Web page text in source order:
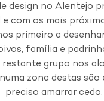
design no Alentejo
com os mais
primeiro a
família e
restante grupo nos
zona destas são
preciso amarrar cedo.